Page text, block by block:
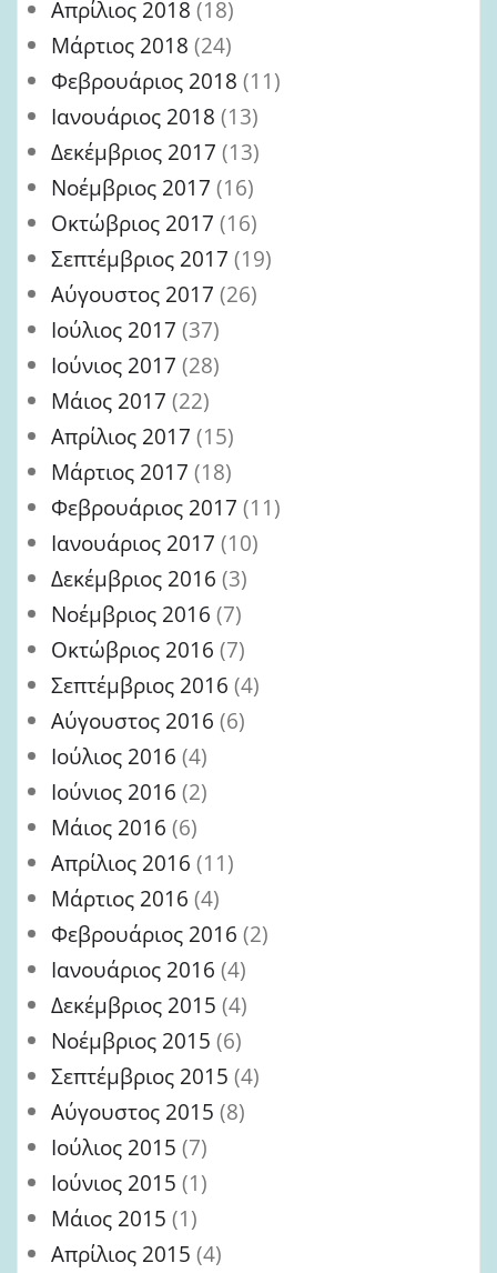
Απρίλιος 2018 (18)
Μάρτιος 2018 (24)
Φεβρουάριος 2018 (11)
Ιανουάριος 2018 (13)
Δεκέμβριος 2017 (13)
Νοέμβριος 2017 (16)
Οκτώβριος 2017 (16)
Σεπτέμβριος 2017 (19)
Αύγουστος 2017 (26)
Ιούλιος 2017 (37)
Ιούνιος 2017 (28)
Μάιος 2017 (22)
Απρίλιος 2017 (15)
Μάρτιος 2017 (18)
Φεβρουάριος 2017 (11)
Ιανουάριος 2017 (10)
Δεκέμβριος 2016 (3)
Νοέμβριος 2016 (7)
Οκτώβριος 2016 (7)
Σεπτέμβριος 2016 (4)
Αύγουστος 2016 (6)
Ιούλιος 2016 (4)
Ιούνιος 2016 (2)
Μάιος 2016 (6)
Απρίλιος 2016 (11)
Μάρτιος 2016 (4)
Φεβρουάριος 2016 (2)
Ιανουάριος 2016 (4)
Δεκέμβριος 2015 (4)
Νοέμβριος 2015 (6)
Σεπτέμβριος 2015 (4)
Αύγουστος 2015 (8)
Ιούλιος 2015 (7)
Ιούνιος 2015 (1)
Μάιος 2015 (1)
Απρίλιος 2015 (4)